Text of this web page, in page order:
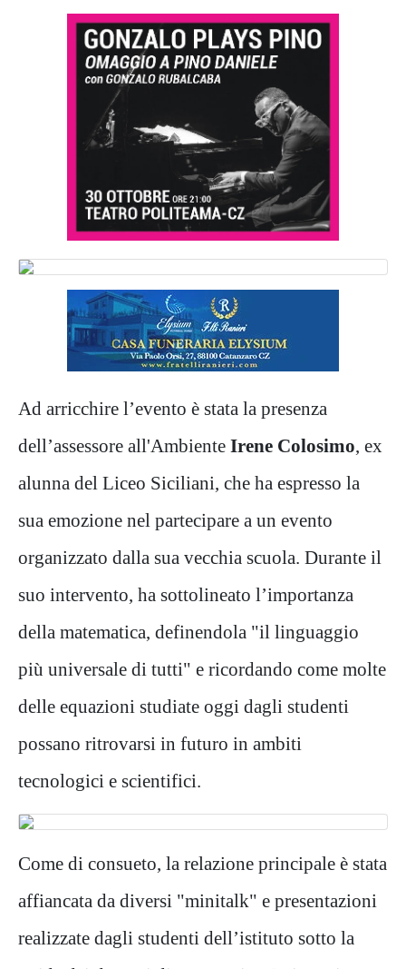
Ad arricchire l’evento è stata la presenza
dell’assessore all'Ambiente Irene Colosimo , ex
alunna del Liceo Siciliani, che ha espresso la
sua emozione nel partecipare a un evento
organizzato dalla sua vecchia scuola. Durante il
suo intervento, ha sottolineato l’importanza
della matematica, definendola "il linguaggio
più universale di tutti" e ricordando come molte
delle equazioni studiate oggi dagli studenti
possano ritrovarsi in futuro in ambiti
tecnologici e scientifici.
Come di consueto, la relazione principale è stata
affiancata da diversi "minitalk" e presentazioni
realizzate dagli studenti dell’istituto sotto la